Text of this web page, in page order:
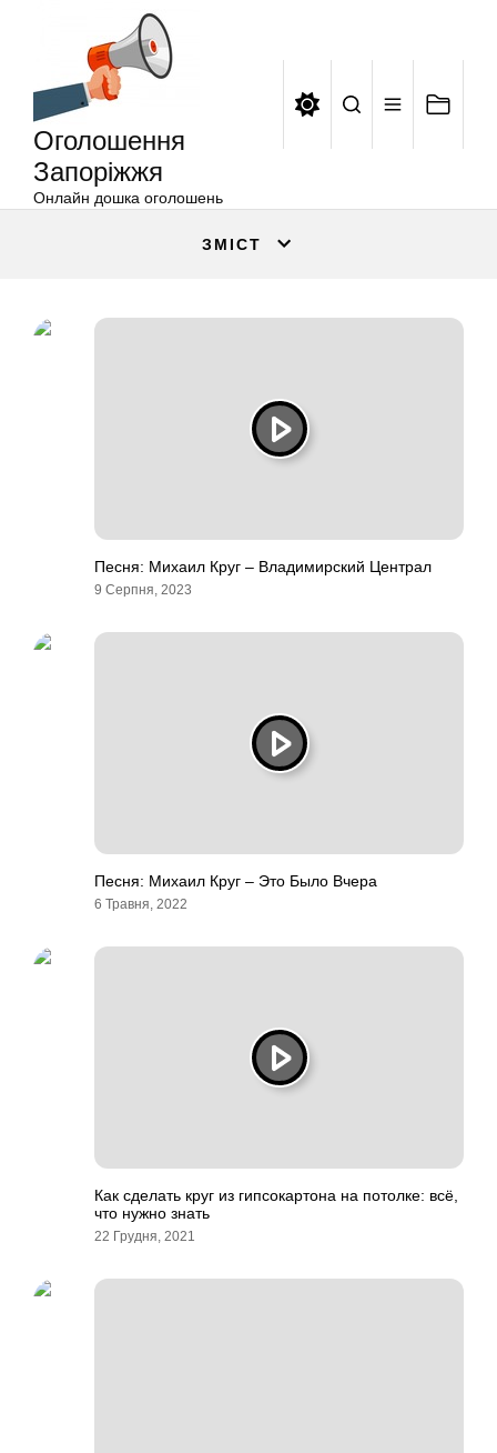
Оголошення
Запоріжжя
Онлайн дошка оголошень
ЗМІСТ
Песня: Михаил Круг – Владимирский Централ
9 Серпня, 2023
Песня: Михаил Круг – Это Было Вчера
6 Травня, 2022
Как сделать круг из гипсокартона на потолке: всё,
что нужно знать
22 Грудня, 2021